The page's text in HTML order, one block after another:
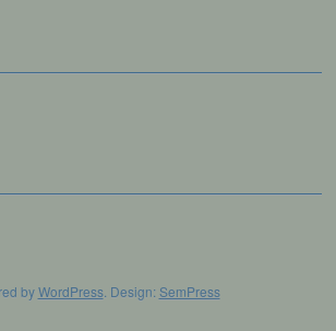
byWordPress. Design: SemPress
der betroffenen Person, dem
Verantwortung des
Weise und unmissverständlich